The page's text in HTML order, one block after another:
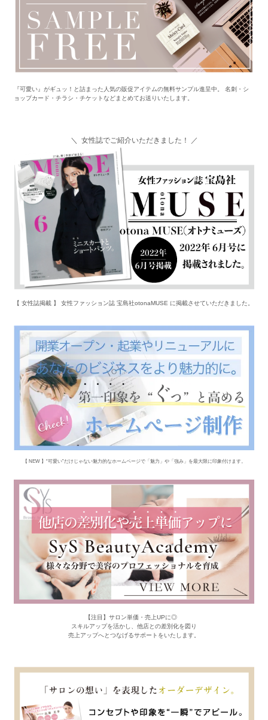
『可愛い』がギュッ！と詰まった人気の販促アイテムの無料サンプル進呈中。 名刺・シ
ョップカード・チラシ・チケットなどまとめてお送りいたします。
＼ 女性誌でご紹介いただきました！ ／
【 女性誌掲載 】 女性ファッション誌 宝島社otonaMUSE に掲載させていただきました。
【 NEW 】“可愛い”だけじゃない魅力的なホームページで「魅力」や「強み」を最大限に印象付けます。
【注目】サロン単価・売上UPに◎
スキルアップを活かし、他店との差別化を図り
売上アップへとつなげるサポートをいたします。